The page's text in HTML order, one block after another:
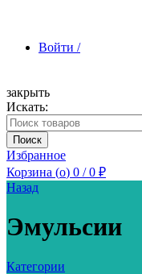
Войти /
Зарегистрироваться
закрыть
Искать:
Поиск
Избранное
Корзина (o) 0 / 0 ₽
Назад
Эмульсии
Категории